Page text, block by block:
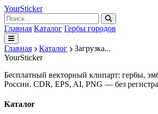
YourSticker
Главная Каталог Гербы городов
Главная Каталог
Загрузка...
YourSticker
Бесплатный векторный клипарт: гербы,
России. CDR, EPS, AI, PNG — без
Каталог